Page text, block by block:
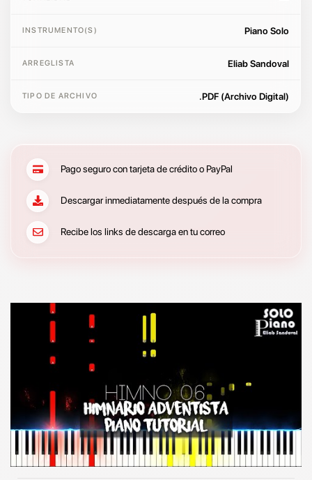
INSTRUMENTO(S) Piano Solo
ARREGLISTA Eliab Sandoval
TIPO DE ARCHIVO .PDF (Archivo Digital)
Pago seguro con tarjeta de crédito o PayPal
Descargar inmediatamente después de la compra
Recibe los links de descarga en tu correo